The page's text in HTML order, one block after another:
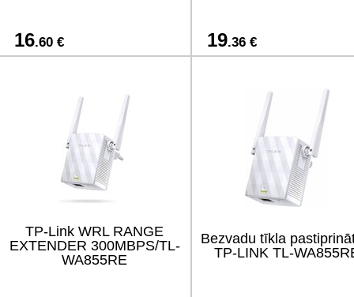
16.60 € 19.36 €
TP-Link WRL RANGE
EXTENDER 300MBPS/TL-
WA855RE
Bezvadu tīkla
TP-LINK TL-